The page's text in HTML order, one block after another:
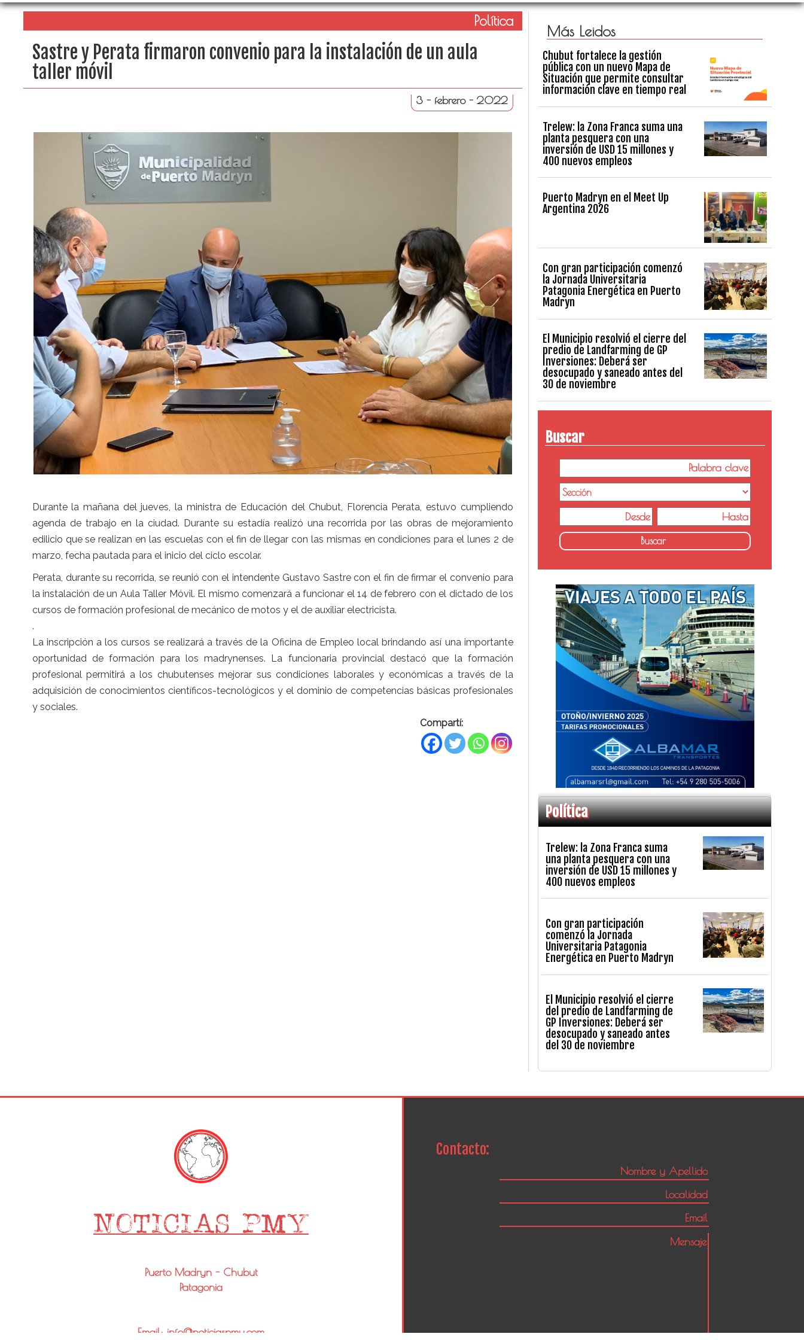
Política
Sastre y Perata firmaron convenio para la instalación de un aula
taller móvil
3 - febrero - 2022
Durante la mañana del jueves, la ministra de Educación del Chubut, Florencia Perata, estuvo cumpliendo
agenda de trabajo en la ciudad. Durante su estadía realizó una recorrida por las obras de mejoramiento
edilicio que se realizan en las escuelas con el fin de llegar con las mismas en condiciones para el lunes 2 de
marzo, fecha pautada para el inicio del ciclo escolar.
Perata, durante su recorrida, se reunió con el intendente Gustavo Sastre con el fin de firmar el convenio para
la instalación de un Aula Taller Móvil. El mismo comenzará a funcionar el 14 de febrero con el dictado de los
cursos de formación profesional de mecánico de motos y el de auxiliar electricista.
.
La inscripción a los cursos se realizará a través de la Oficina de Empleo local brindando así una importante
oportunidad de formación para los madrynenses. La funcionaria provincial destacó que la formación
profesional permitirá a los chubutenses mejorar sus condiciones laborales y económicas a través de la
adquisición de conocimientos científicos-tecnológicos y el dominio de competencias básicas profesionales
y sociales.
Compartí:
Más Leidos
Chubut fortalece la gestión
pública con un nuevo Mapa de
Situación que permite consultar
información clave en tiempo real
Trelew: la Zona Franca suma una
planta pesquera con una
inversión de USD 15 millones y
400 nuevos empleos
Puerto Madryn en el Meet Up
Argentina 2026
Con gran participación comenzó
la Jornada Universitaria
Patagonia Energética en Puerto
Madryn
El Municipio resolvió el cierre del
predio de Landfarming de GP
Inversiones: Deberá ser
desocupado y saneado antes del
30 de noviembre
Buscar
Política
Trelew: la Zona Franca suma
una planta pesquera con una
inversión de USD 15 millones y
400 nuevos empleos
Con gran participación
comenzó la Jornada
Universitaria Patagonia
Energética en Puerto Madryn
El Municipio resolvió el cierre
del predio de Landfarming de
GP Inversiones: Deberá ser
desocupado y saneado antes
del 30 de noviembre
Puerto Madryn - Chubut
Patagonia
Email: info@noticiaspmy.com
Contacto: